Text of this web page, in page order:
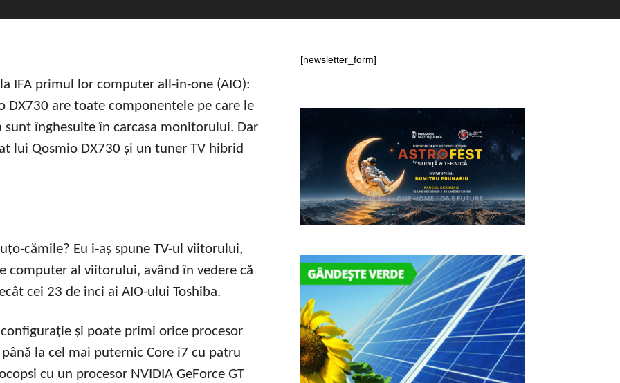
IFA primul lor computer all-in-one (AIO):
DX730 are toate componentele pe care le
sunt înghesuite în carcasa monitorului. Dar
lui Qosmio DX730 și un tuner TV hibrid
cămile? Eu i-aș spune TV-ul viitorului,
computer al viitorului, având în vedere că
cei 23 de inci ai AIO-ului Toshiba.
și poate primi orice procesor
la cel mai puternic Core i7 cu patru
cu un procesor NVIDIA GeForce GT
[newsletter_form]